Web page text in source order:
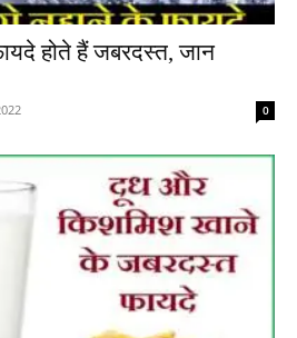
होते हैं जबरदस्त, जान
0